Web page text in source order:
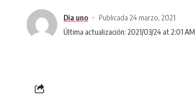
Última actualización: 2021/03/24 at 2:01 AM
Dia uno Publicada 24 marzo, 2021